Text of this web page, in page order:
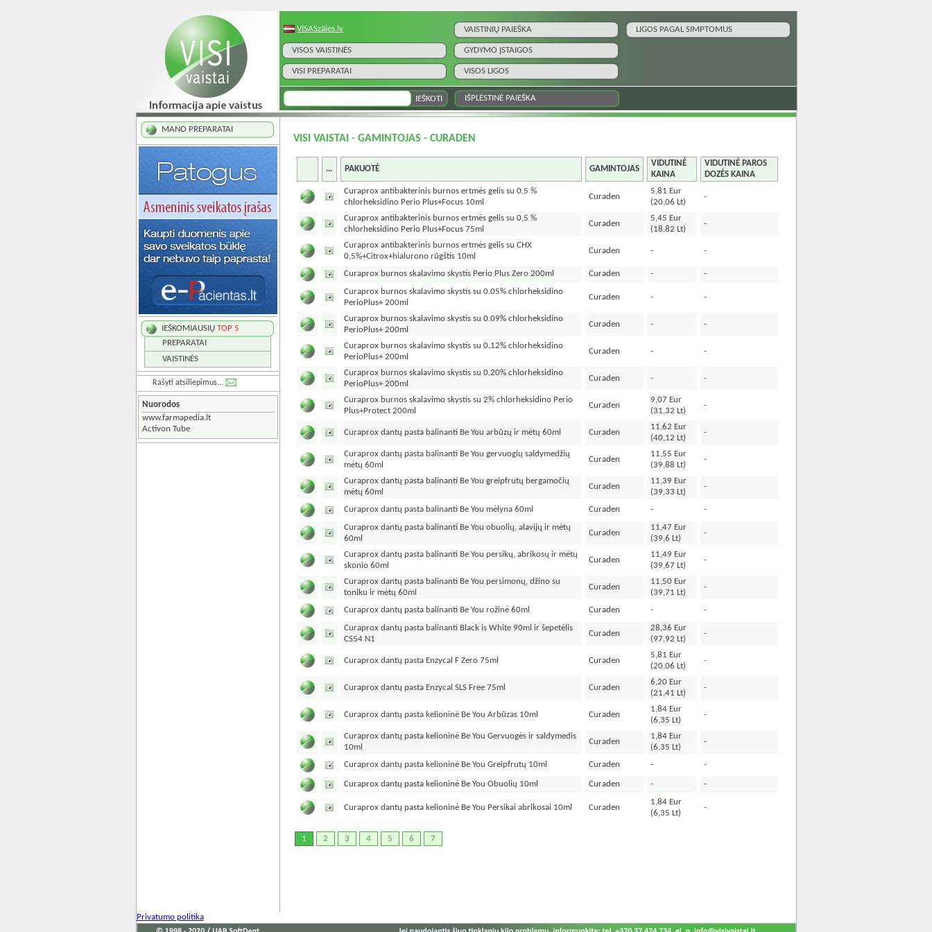
VISASzāles.lv VAISTINIŲ PAIEŠKA LIGOS PAGAL SIMPTOMUS
VISOS VAISTINĖS GYDYMO ĮSTAIGOS
VISI PREPARATAI VISOS LIGOS
IŠPLĖSTINĖ PAIEŠKA
MANO PREPARATAI
IEŠKOMIAUSIŲ TOP 5
PREPARATAI
VAISTINĖS
Rašyti atsiliepimus...
Nuorodos
www.farmapedia.lt
Activon Tube
VISI VAISTAI - GAMINTOJAS - CURADEN
... PAKUOTĖ GAMINTOJAS
VIDUTINĖ
KAINA
VIDUTINĖ PAROS
DOZĖS KAINA
Curaprox antibakterinis burnos ertmės gelis su 0,5 %
chlorheksidino Perio Plus+Focus 10ml
Curaden
5,81 Eur
(20,06 Lt)
-
Curaprox antibakterinis burnos ertmės gelis su 0,5 %
chlorheksidino Perio Plus+Focus 75ml
Curaden
5,45 Eur
(18,82 Lt)
-
Curaprox antibakterinis burnos ertmės gelis su CHX
0,5%+Citrox+hialurono rūgštis 10ml
Curaden - -
Curaprox burnos skalavimo skystis Perio Plus Zero 200ml Curaden -
-
Curaprox burnos skalavimo skystis su 0.05% chlorheksidino
PerioPlus+ 200ml
Curaden - -
Curaprox burnos skalavimo skystis su 0.09% chlorheksidino
PerioPlus+ 200ml
Curaden - -
Curaprox burnos skalavimo skystis su 0.12% chlorheksidino
PerioPlus+ 200ml
Curaden - -
Curaprox burnos skalavimo skystis su 0.20% chlorheksidino
PerioPlus+ 200ml
Curaden - -
Curaprox burnos skalavimo skystis su 2% chlorheksidino Perio
Plus+Protect 200ml
Curaden
9,07 Eur
(31,32 Lt)
-
Curaprox dantų pasta balinanti Be You arbūzų ir mėtų 60ml Curaden
11,62 Eur
(40,12 Lt)
-
Curaprox dantų pasta balinanti Be You gervuogių saldymedžių
mėtų 60ml
Curaden
11,55 Eur
(39,88 Lt)
-
Curaprox dantų pasta balinanti Be You greipfrutų bergamočių
mėtų 60ml
Curaden
11,39 Eur
(39,33 Lt)
-
Curaprox dantų pasta balinanti Be You mėlyna 60ml Curaden -
-
Curaprox dantų pasta balinanti Be You obuolių, alavijų ir mėtų
60ml
Curaden
11,47 Eur
(39,6 Lt)
-
Curaprox dantų pasta balinanti Be You persikų, abrikosų ir mėtų
skonio 60ml
Curaden
11,49 Eur
(39,67 Lt)
-
Curaprox dantų pasta balinanti Be You persimonų, džino su
toniku ir mėtų 60ml
Curaden
11,50 Eur
(39,71 Lt)
-
Curaprox dantų pasta balinanti Be You rožinė 60ml Curaden -
-
Curaprox dantų pasta balinanti Black is White 90ml ir šepetėlis
CS54 N1
Curaden
28,36 Eur
(97,92 Lt)
-
Curaprox dantų pasta Enzycal F Zero 75ml Curaden
5,81 Eur
(20,06 Lt)
-
Curaprox dantų pasta Enzycal SLS Free 75ml Curaden
6,20 Eur
(21,41 Lt)
-
Curaprox dantų pasta kelioninė Be You Arbūzas 10ml Curaden
1,84 Eur
(6,35 Lt)
-
Curaprox dantų pasta kelioninė Be You Gervuogės ir saldymedis
10ml
Curaden
1,84 Eur
(6,35 Lt)
-
Curaprox dantų pasta kelioninė Be You Greipfrutų 10ml Curaden - -
Curaprox dantų pasta kelioninė Be You Obuolių 10ml Curaden - -
Curaprox dantų pasta kelioninė Be You Persikai abrikosai 10ml Curaden
1,84 Eur
(6,35 Lt)
-
1 2 3 4 5 6 7
Privatumo politika